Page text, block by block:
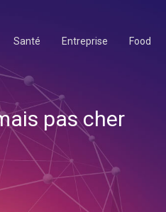
Santé Entreprise Food
pas cher